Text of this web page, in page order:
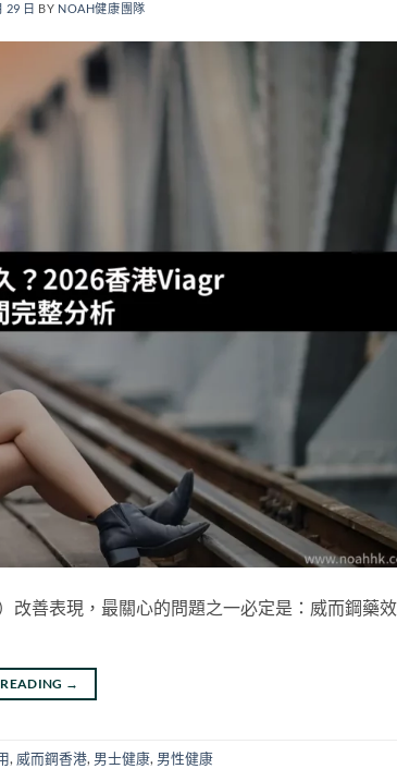
29 日 BY NOAH健康團隊
改善表現，最關心的問題之一必定是：威而鋼藥
→
, 威而鋼香港, 男士健康, 男性健康